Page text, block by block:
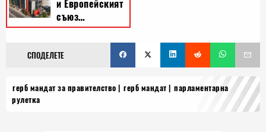
СПОДЕЛЕТЕ
герб мандат за правителство герб мандат
парламентарна
рулетка